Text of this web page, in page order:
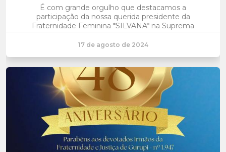
É com grande orgulho que destacamos a
participação da nossa querida presidente da
Fraternidade Feminina *SILVANA* na Suprema
2024, em Brasília. Representando o Tocantins e
17 de agosto de 2024